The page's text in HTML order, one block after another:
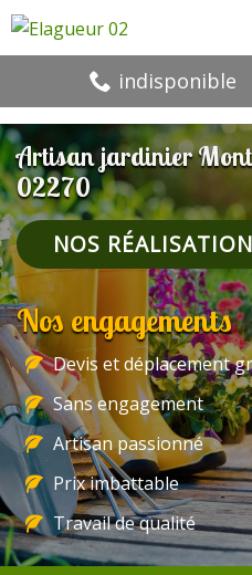
indisponible
Artisan jardinier
02270
NOS
Nos engagements
Devis et déplacement
Sans engagement
Artisan passionné
Prix imbattable
Travail de qualité